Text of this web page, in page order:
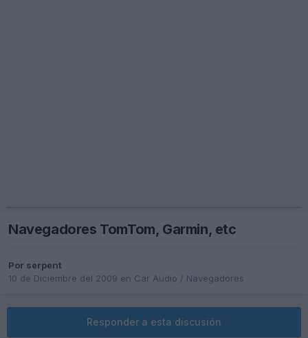
Navegadores TomTom, Garmin, etc
Por serpent
10 de Diciembre del 2009 en Car Audio / Navegadores
Responder a esta discusión